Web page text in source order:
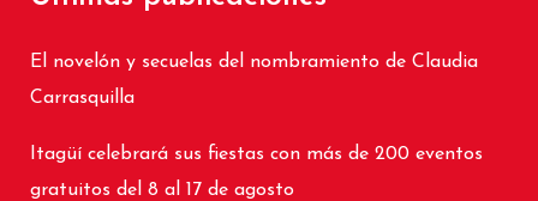
El novelón y secuelas del nombramiento de Claudia
Carrasquilla
Itagüí celebrará sus fiestas con más de 200 eventos
gratuitos del 8 al 17 de agosto